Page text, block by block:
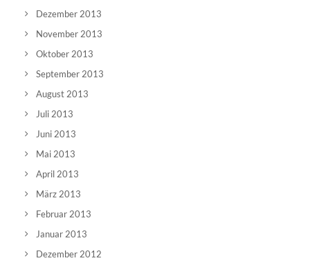
Dezember 2013
November 2013
Oktober 2013
September 2013
August 2013
Juli 2013
Juni 2013
Mai 2013
April 2013
März 2013
Februar 2013
Januar 2013
Dezember 2012